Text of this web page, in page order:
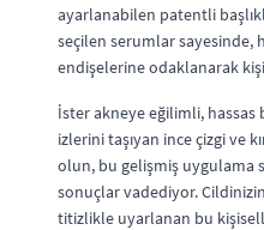
ayarlanabilen patentli
seçilen serumlar sayesinde,
endişelerine odaklanarak
İster akneye eğilimli, hassas
izlerini taşıyan ince çizgi ve
olun, bu gelişmiş uygulama
sonuçlar vadediyor.
titizlikle uyarlanan bu